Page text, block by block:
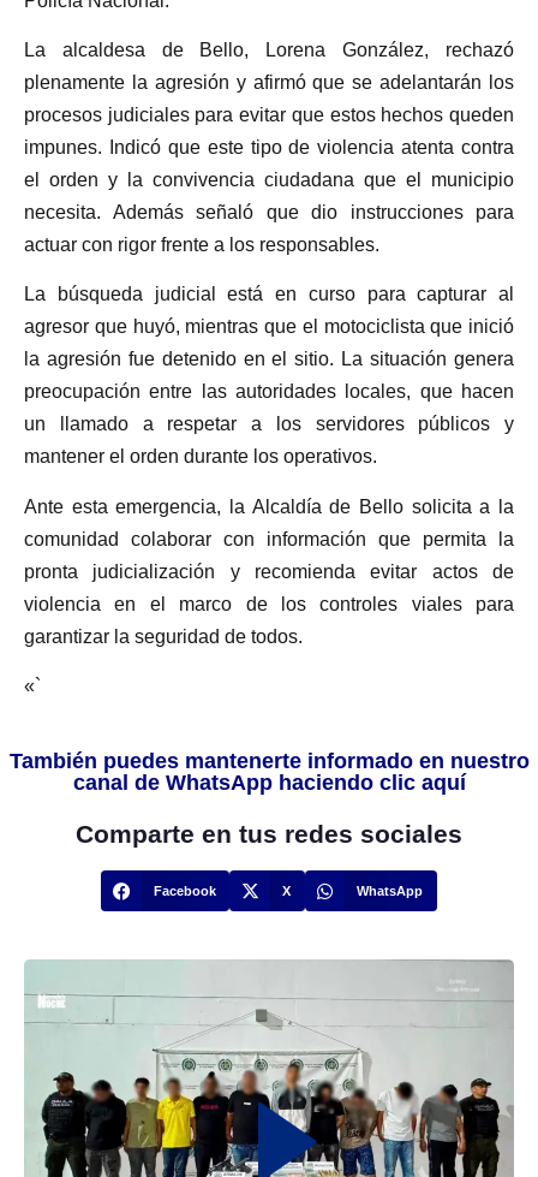
La alcaldesa de Bello, Lorena González, rechazó
plenamente la agresión y afirmó que se adelantarán los
procesos judiciales para evitar que estos hechos queden
impunes. Indicó que este tipo de violencia atenta contra
el orden y la convivencia ciudadana que el municipio
necesita. Además señaló que dio instrucciones para
actuar con rigor frente a los responsables.
La búsqueda judicial está en curso para capturar al
agresor que huyó, mientras que el motociclista que inició
la agresión fue detenido en el sitio. La situación genera
preocupación entre las autoridades locales, que hacen
un llamado a respetar a los servidores públicos y
mantener el orden durante los operativos.
Ante esta emergencia, la Alcaldía de Bello solicita a la
comunidad colaborar con información que permita la
pronta judicialización y recomienda evitar actos de
violencia en el marco de los controles viales para
garantizar la seguridad de todos.
«`
También puedes mantenerte informado en nuestro
canal de WhatsApp haciendo clic aquí
Comparte en tus redes sociales
Facebook X WhatsApp